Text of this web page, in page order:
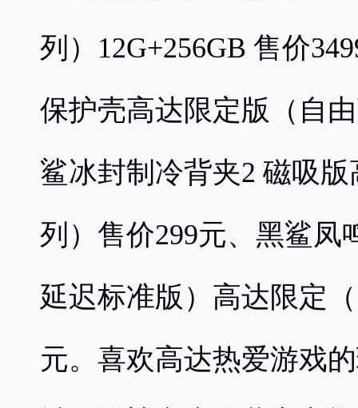
列）12G+256GB 售价
保护壳高达限定版（自
鲨冰封制冷背夹2 磁吸
列）售价299元、黑鲨凤
延迟标准版）高达限定
元。喜欢高达热爱游戏